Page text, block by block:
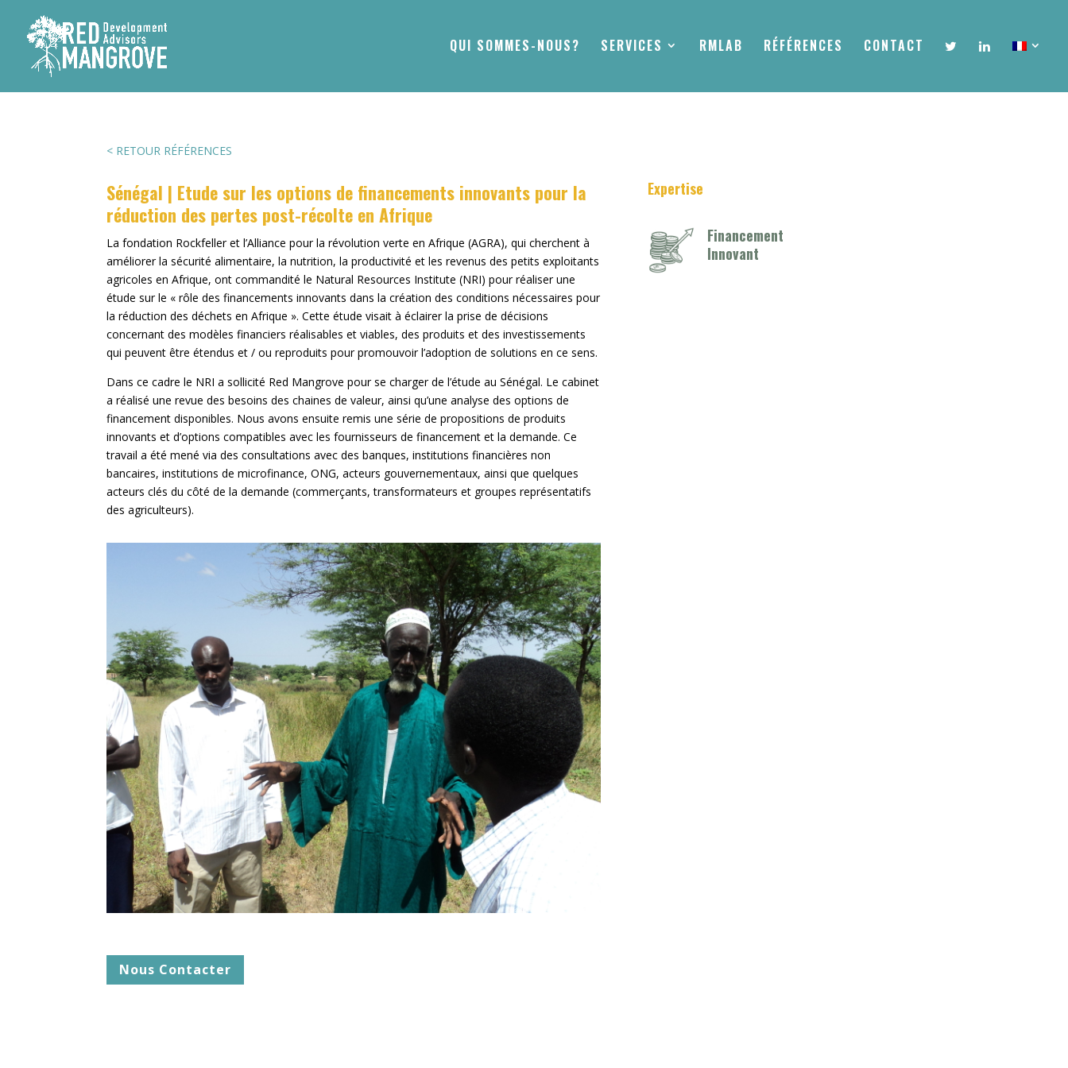
QUI SOMMES-NOUS? SERVICES RMLAB RÉFÉRENCES CONTACT
< RETOUR RÉFÉRENCES
Sénégal | Etude sur les options de financements innovants pour la
réduction des pertes post-récolte en Afrique
La fondation Rockfeller et l’Alliance pour la révolution verte en Afrique (AGRA), qui cherchent à
améliorer la sécurité alimentaire, la nutrition, la productivité et les revenus des petits exploitants
agricoles en Afrique, ont commandité le Natural Resources Institute (NRI) pour réaliser une
étude sur le « rôle des financements innovants dans la création des conditions nécessaires pour
la réduction des déchets en Afrique ». Cette étude visait à éclairer la prise de décisions
concernant des modèles financiers réalisables et viables, des produits et des investissements
qui peuvent être étendus et / ou reproduits pour promouvoir l’adoption de solutions en ce sens.
Dans ce cadre le NRI a sollicité Red Mangrove pour se charger de l’étude au Sénégal. Le cabinet
a réalisé une revue des besoins des chaines de valeur, ainsi qu’une analyse des options de
financement disponibles. Nous avons ensuite remis une série de propositions de produits
innovants et d’options compatibles avec les fournisseurs de financement et la demande. Ce
travail a été mené via des consultations avec des banques, institutions financières non
bancaires, institutions de microfinance, ONG, acteurs gouvernementaux, ainsi que quelques
acteurs clés du côté de la demande (commerçants, transformateurs et groupes représentatifs
des agriculteurs).
Expertise
Financement
Innovant
Nous Contacter